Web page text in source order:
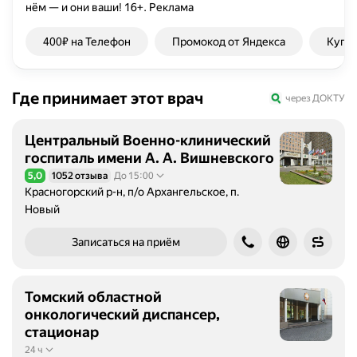
нём — и они ваши! 16+. Реклама
400₽ на Телефон Промокод от Яндекса
Где принимает этот врач через ДОКТУ
Центральный Военно-клинический
госпиталь имени А. А. Вишневского
Рейтинг 5,0 из 5
5,0 1052 отзыва До 15:00
Красногорский р-н, п/о Архангельское, п.
Новый
Записаться на приём
Томский областной
онкологический диспансер,
стационар
24 ч